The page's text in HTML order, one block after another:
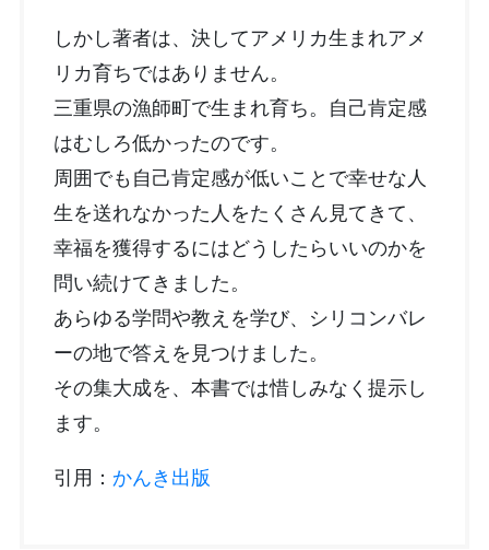
しかし著者は、決してアメリカ生まれアメ
リカ育ちではありません。
三重県の漁師町で生まれ育ち。自己肯定感
はむしろ低かったのです。
周囲でも自己肯定感が低いことで幸せな人
生を送れなかった人をたくさん見てきて、
幸福を獲得するにはどうしたらいいのかを
問い続けてきました。
あらゆる学問や教えを学び、シリコンバレ
ーの地で答えを見つけました。
その集大成を、本書では惜しみなく提示し
ます。
引用： かんき出版